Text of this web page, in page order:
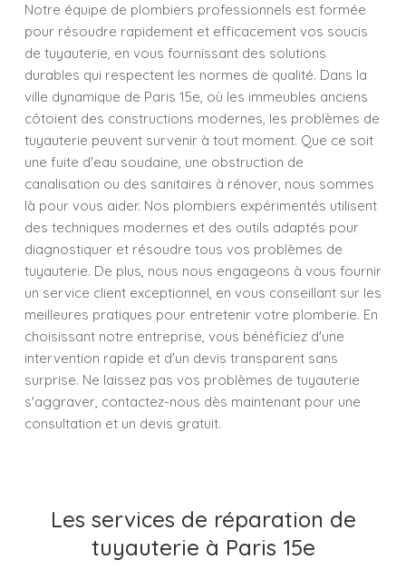
Notre équipe de plombiers professionnels est formée
pour résoudre rapidement et efficacement vos soucis
de tuyauterie, en vous fournissant des solutions
durables qui respectent les normes de qualité. Dans la
ville dynamique de Paris 15e, où les immeubles anciens
côtoient des constructions modernes, les problèmes de
tuyauterie peuvent survenir à tout moment. Que ce soit
une fuite d'eau soudaine, une obstruction de
canalisation ou des sanitaires à rénover, nous sommes
là pour vous aider. Nos plombiers expérimentés utilisent
des techniques modernes et des outils adaptés pour
diagnostiquer et résoudre tous vos problèmes de
tuyauterie. De plus, nous nous engageons à vous fournir
un service client exceptionnel, en vous conseillant sur les
meilleures pratiques pour entretenir votre plomberie. En
choisissant notre entreprise, vous bénéficiez d'une
intervention rapide et d'un devis transparent sans
surprise. Ne laissez pas vos problèmes de tuyauterie
s'aggraver, contactez-nous dès maintenant pour une
consultation et un devis gratuit.
Les services de réparation de
tuyauterie à Paris 15e